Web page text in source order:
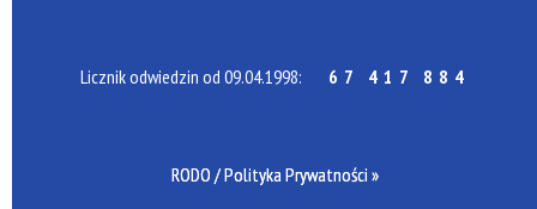
Licznik odwiedzin od 09.04.1998: 67 417 884
RODO / Polityka Prywatności »